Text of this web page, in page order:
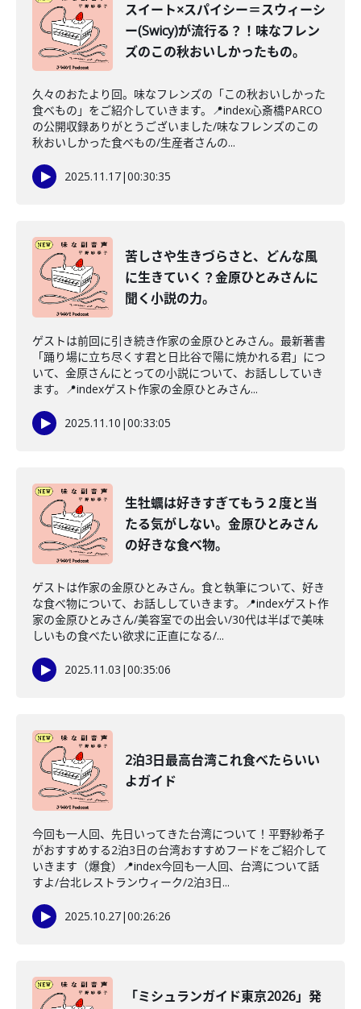
スイート×スパイシー＝スウィーシ
ー(Swicy)が流行る？！味なフレン
ズのこの秋おいしかったもの。
久々のおたより回。味なフレンズの「この秋おいしかった
食べもの」をご紹介していきます。📍index心斎橋PARCO
の公開収録ありがとうございました/味なフレンズのこの
秋おいしかった食べもの/生産者さんの...
2025.11.17|00:30:35
苦しさや生きづらさと、どんな風
に生きていく？金原ひとみさんに
聞く小説の力。
ゲストは前回に引き続き作家の金原ひとみさん。最新著書
「踊り場に立ち尽くす君と日比谷で陽に焼かれる君」につ
いて、金原さんにとっての小説について、お話ししていき
ます。📍indexゲスト作家の金原ひとみさん...
2025.11.10 |00:33:05
生牡蠣は好きすぎてもう２度と当
たる気がしない。金原ひとみさん
の好きな食べ物。
ゲストは作家の金原ひとみさん。食と執筆について、好き
な食べ物について、お話ししていきます。📍indexゲスト作
家の金原ひとみさん/美容室での出会い/30代は半ばで美味
しいもの食べたい欲求に正直になる/...
2025.11.03 |00:35:06
2泊3日最高台湾これ食べたらいい
よガイド
今回も一人回、先日いってきた台湾について！平野紗希子
がおすすめする2泊3日の台湾おすすめフードをご紹介して
いきます（爆食）📍index今回も一人回、台湾について話
すよ/台北レストランウィーク/2泊3日...
2025.10.27|00:26:26
「ミシュランガイド東京2026」発